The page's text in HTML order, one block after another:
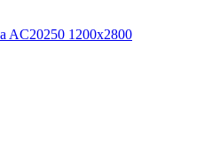
AC20250 1200х2800